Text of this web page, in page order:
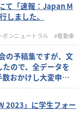
て「速報：Japan M
ました。
ボンニュートラル #電動車
の予稿集ですが、文
ので、全データを
おかけし大変申し
ンロードされた方
2023」に学生フォー